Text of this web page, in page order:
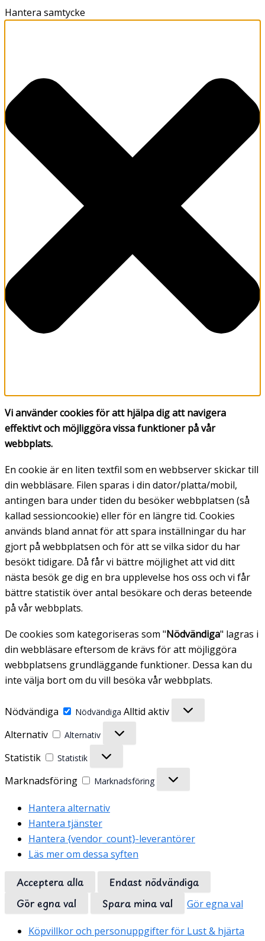
Hantera samtycke
Vi använder cookies för att hjälpa dig att navigera
effektivt och möjliggöra vissa funktioner på vår
webbplats.
En cookie är en liten textfil som en webbserver skickar till
din webbläsare. Filen sparas i din dator/platta/mobil,
antingen bara under tiden du besöker webbplatsen (så
kallad sessioncookie) eller för en längre tid. Cookies
används bland annat för att spara inställningar du har
gjort på webbplatsen och för att se vilka sidor du har
besökt tidigare. Då får vi bättre möjlighet att vid ditt
nästa besök ge dig en bra upplevelse hos oss och vi får
bättre statistik över antal besökare och deras beteende
på vår webbplats.
De cookies som kategoriseras som "Nödvändiga" lagras i
din webbläsare eftersom de krävs för att möjliggöra
webbplatsens grundläggande funktioner. Dessa kan du
inte välja bort om du vill besöka vår webbplats.
Nödvändiga Nödvändiga Alltid aktiv
Alternativ
Alternativ
Statistik Statistik
Marknadsföring Marknadsföring
Hantera alternativ
Hantera tjänster
Hantera {vendor_count}-leverantörer
Läs mer om dessa syften
Acceptera alla
Endast nödvändiga
Gör egna val
Spara mina val Gör egna val
Köpvillkor och personuppgifter för Lust & hjärta